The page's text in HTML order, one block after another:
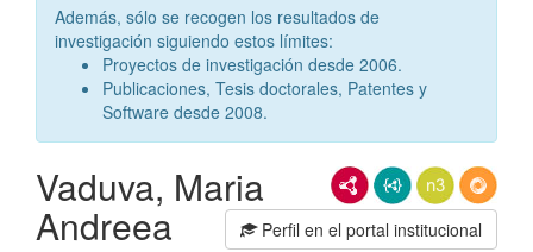
Además, sólo se recogen los resultados de
investigación siguiendo estos límites:
Proyectos de investigación desde 2006.
Publicaciones, Tesis doctorales, Patentes y
Software desde 2008.
RDF/XMLJSON-LDN3/Turtle
Perfil en el portal institucional
Vaduva, Maria
Andreea